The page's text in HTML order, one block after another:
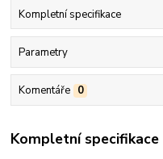
Kompletní specifikace
Parametry
Komentáře 0
Kompletní specifikace